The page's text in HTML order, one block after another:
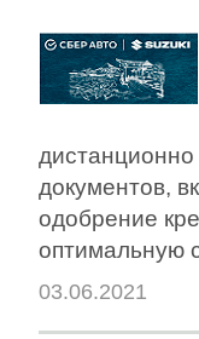
документов,
одобрение
оптимальную
03.06.2021